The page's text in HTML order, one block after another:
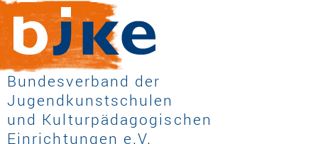
Bundesverband der
Jugendkunstschulen
und Kulturpädagogischen
Einrichtungen e.V.